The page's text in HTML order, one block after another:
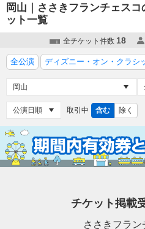
岡山｜ささきフランチェス
ット一覧
全チケット件数 18
全公演 ディズニー・オン・クラシ
取引中 含む 除く
チケット掲載
ささきフラ